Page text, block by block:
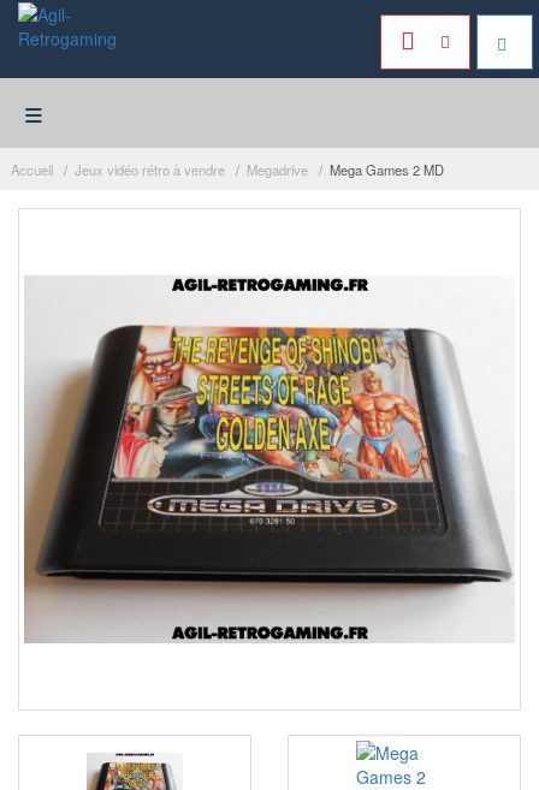
≡
Accueil Jeux vidéo rétro à vendre Megadrive Mega Games 2 MD